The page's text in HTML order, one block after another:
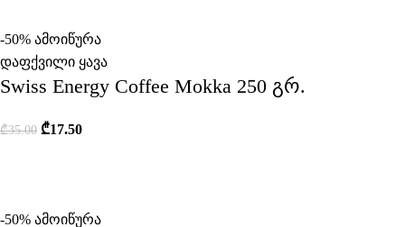
-50% ამოიწურა
დაფქვილი ყავა
Swiss Energy Coffee Mokka 250 გრ.
₾35.00 ₾17.50
-50% ამოიწურა